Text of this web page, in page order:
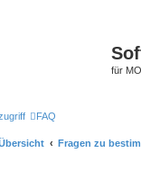
für
FAQ
Fragen zu